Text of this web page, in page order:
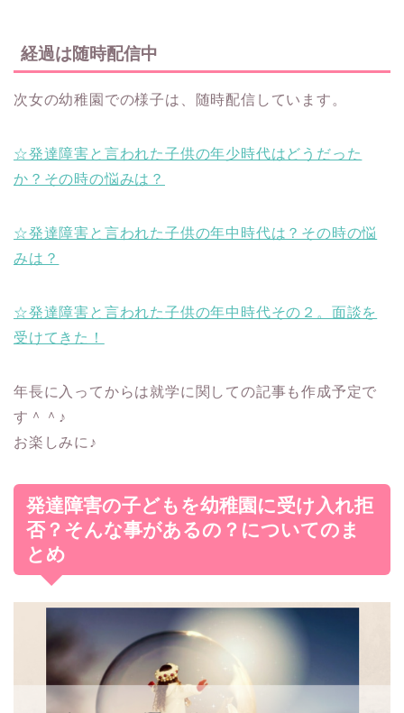
経過は随時配信中
次女の幼稚園での様子は、随時配信しています。
☆発達障害と言われた子供の年少時代はどうだった
か？その時の悩みは？
☆発達障害と言われた子供の年中時代は？その時の悩
みは？
☆発達障害と言われた子供の年中時代その２。面談を
受けてきた！
年長に入ってからは就学に関しての記事も作成予定で
す＾＾♪
お楽しみに♪
発達障害の子どもを幼稚園に受け入れ拒
否？そんな事があるの？についてのま
とめ